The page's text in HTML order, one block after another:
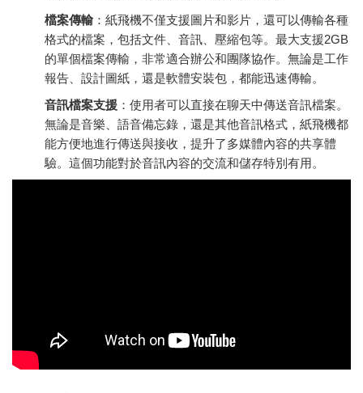
檔案傳輸：紙飛機不僅支援圖片和影片，還可以傳輸各種
格式的檔案，包括文件、音訊、壓縮包等。最大支援2GB
的單個檔案傳輸，非常適合辦公和團隊協作。無論是工作
報告、設計圖紙，還是軟體安裝包，都能迅速傳輸。
音訊檔案支援 ：使用者可以直接在聊天中傳送音訊檔案。
無論是音樂、語音備忘錄，還是其他音訊格式，紙飛機都
能方便地進行傳送與接收，提升了多媒體內容的共享體
驗。這個功能對於音訊內容的交流和儲存特別有用。